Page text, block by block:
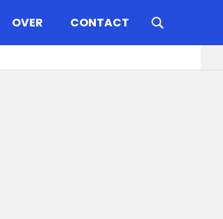
OVER CONTACT